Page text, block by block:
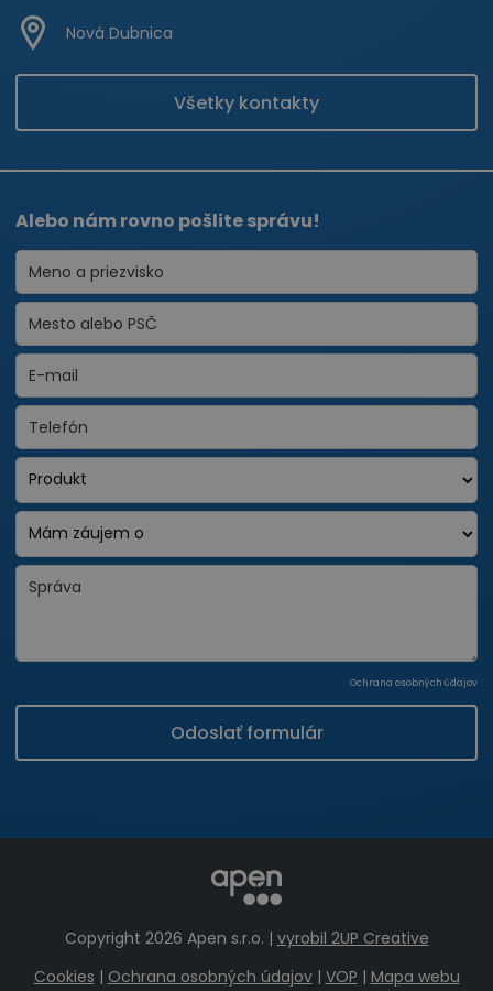
Nová Dubnica
Všetky kontakty
Alebo nám rovno pošlite správu!
Ochrana osobných údajov
Odoslať formulár
Copyright 2026 Apen s.r.o. | vyrobil 2UP Creative
Cookies | Ochrana osobných údajov| VOP | Mapa webu